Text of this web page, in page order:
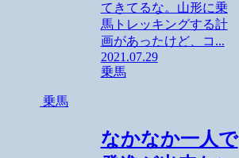
てきてるな。山形に乗
馬トレッキングする計
画があったけど、コ...
2021.07.29
乗馬
乗馬
なかなか一人で